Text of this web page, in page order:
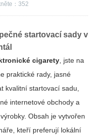
： 352
startovací sady v
cigarety, jste na
praktické rady, jasné
kvalitní startovací sadu,
internetové obchody a
Obsah je vytvořen
kteří preferují lokální